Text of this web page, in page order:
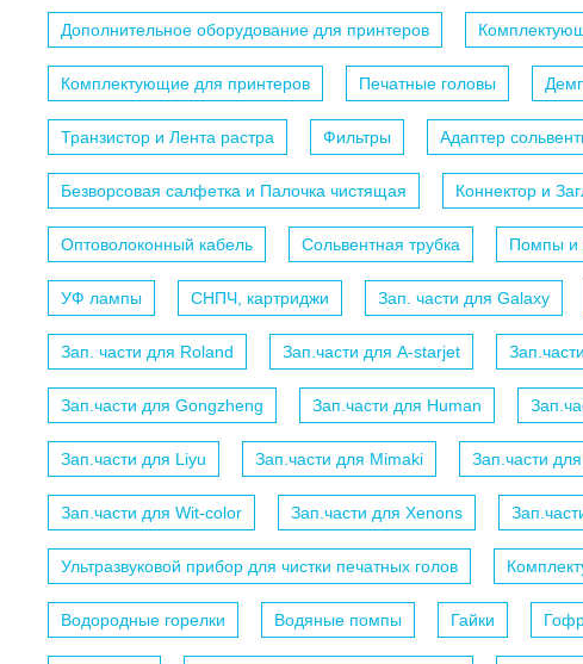
Дополнительное оборудование для принтеров
Комплектующие для принтеров Печатные головы
Транзистор и Лента растра Фильтры Адаптер
Безворсовая салфетка и Палочка чистящая Коннектор и
Оптоволоконный кабель Сольвентная трубка Помпы и
УФ лампы СНПЧ, картриджи Зап. части для Galaxy
Зап. части для Roland Зап.части для A-starjet
Зап.части для Gongzheng Зап.части для Human
Зап.части для Liyu Зап.части для Mimaki Зап.части
Зап.части для Wit-color Зап.части для Xenons
Ультразвуковой прибор для чистки печатных голов
Водородные горелки Водяные помпы Гайки